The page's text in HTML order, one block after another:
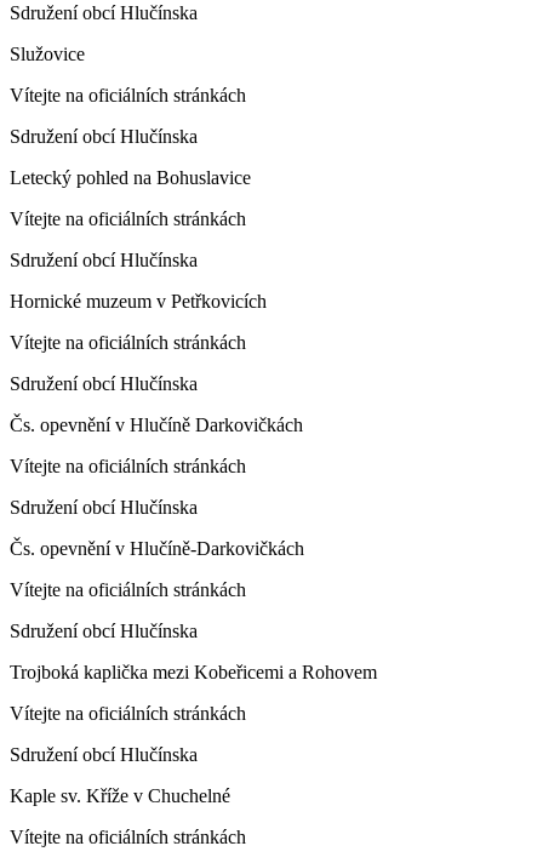
Sdružení obcí Hlučínska
Služovice
Vítejte na oficiálních stránkách
Sdružení obcí Hlučínska
Letecký pohled na Bohuslavice
Vítejte na oficiálních stránkách
Sdružení obcí Hlučínska
Hornické muzeum v Petřkovicích
Vítejte na oficiálních stránkách
Sdružení obcí Hlučínska
Čs. opevnění v Hlučíně Darkovičkách
Vítejte na oficiálních stránkách
Sdružení obcí Hlučínska
Čs. opevnění v Hlučíně-Darkovičkách
Vítejte na oficiálních stránkách
Sdružení obcí Hlučínska
Trojboká kaplička mezi Kobeřicemi a Rohovem
Vítejte na oficiálních stránkách
Sdružení obcí Hlučínska
Kaple sv. Kříže v Chuchelné
Vítejte na oficiálních stránkách